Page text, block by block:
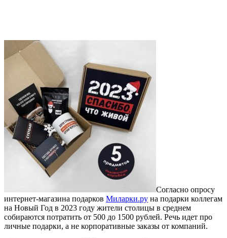
Согласно опросу
интернет-магазина подарков Миларки.ру на подарки коллегам
на Новый Год в 2023 году жители столицы в среднем
собираются потратить от 500 до 1500 рублей. Речь идет про
личные подарки, а не корпоративные заказы от компаний.